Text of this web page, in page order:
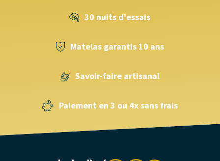
30 nuits d'essais
Matelas garantis 10 ans
Savoir-faire artisanal
Paiement en 3 ou 4x sans frais